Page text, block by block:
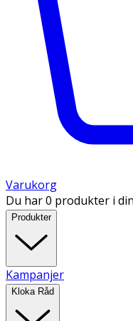
Varukorg
Du har 0 produkter i
Produkter
Kampanjer
Kloka Råd